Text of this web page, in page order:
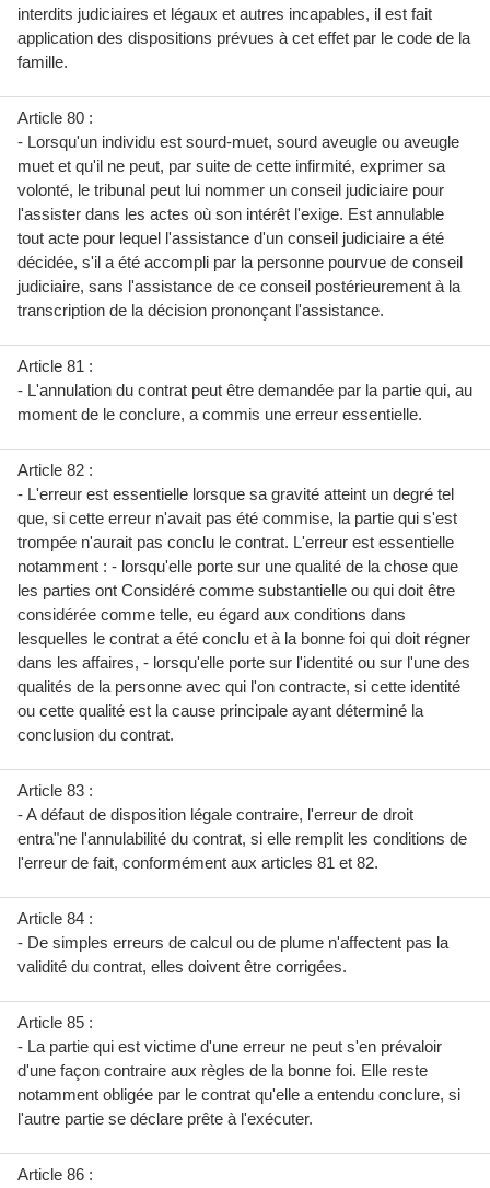
interdits judiciaires et légaux et autres incapables, il est fait
application des dispositions prévues à cet effet par le code de la
famille.
Article 80 :
- Lorsqu'un individu est sourd-muet, sourd aveugle ou aveugle
muet et qu'il ne peut, par suite de cette infirmité, exprimer sa
volonté, le tribunal peut lui nommer un conseil judiciaire pour
l'assister dans les actes où son intérêt l'exige. Est annulable
tout acte pour lequel l'assistance d'un conseil judiciaire a été
décidée, s'il a été accompli par la personne pourvue de conseil
judiciaire, sans l'assistance de ce conseil postérieurement à la
transcription de la décision prononçant l'assistance.
Article 81 :
- L'annulation du contrat peut être demandée par la partie qui, au
moment de le conclure, a commis une erreur essentielle.
Article 82 :
- L'erreur est essentielle lorsque sa gravité atteint un degré tel
que, si cette erreur n'avait pas été commise, la partie qui s'est
trompée n'aurait pas conclu le contrat. L'erreur est essentielle
notamment : - lorsqu'elle porte sur une qualité de la chose que
les parties ont Considéré comme substantielle ou qui doit être
considérée comme telle, eu égard aux conditions dans
lesquelles le contrat a été conclu et à la bonne foi qui doit régner
dans les affaires, - lorsqu'elle porte sur l'identité ou sur l'une des
qualités de la personne avec qui l'on contracte, si cette identité
ou cette qualité est la cause principale ayant déterminé la
conclusion du contrat.
Article 83 :
- A défaut de disposition légale contraire, l'erreur de droit
entra"ne l'annulabilité du contrat, si elle remplit les conditions de
l'erreur de fait, conformément aux articles 81 et 82.
Article 84 :
- De simples erreurs de calcul ou de plume n'affectent pas la
validité du contrat, elles doivent être corrigées.
Article 85 :
- La partie qui est victime d'une erreur ne peut s'en prévaloir
d'une façon contraire aux règles de la bonne foi. Elle reste
notamment obligée par le contrat qu'elle a entendu conclure, si
l'autre partie se déclare prête à l'exécuter.
Article 86 :